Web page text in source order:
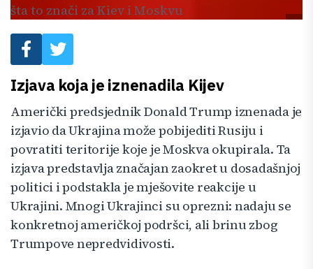
Izjava koja je iznenadila Kijev
Američki predsjednik Donald Trump iznenada je
izjavio da Ukrajina može pobijediti Rusiju i
povratiti teritorije koje je Moskva okupirala. Ta
izjava predstavlja značajan zaokret u dosadašnjoj
politici i podstakla je mješovite reakcije u
Ukrajini. Mnogi Ukrajinci su oprezni: nadaju se
konkretnoj američkoj podršci, ali brinu zbog
Trumpove nepredvidivosti.